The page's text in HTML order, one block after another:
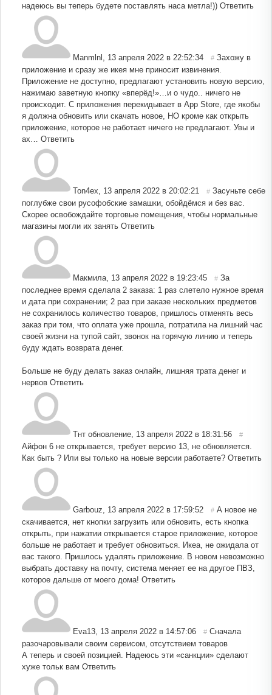
надеюсь вы теперь будете поставлять наса метла!)) Ответить
Manmlnl 13 апреля 2022 в 22:52:34 # Захожу в
приложение и сразу же икея мне приносит извинения.
Приложение не доступно, предлагают установить новую версию,
нажимаю заветную кнопку «вперёд!»…и о чудо.. ничего не
происходит. С приложения перекидывает в App Store, где якобы
я должна обновить или скачать новое, НО кроме как открыть
приложение, которое не работает ничего не предлагают. Увы и
ах…
Ответить
Ton4ex 13 апреля 2022 в 20:02:21 # Засуньте себе
поглубже свои русофобские замашки, обойдёмся и без вас.
Скорее освобождайте торговые помещения, чтобы нормальные
магазины могли их занять Ответить
Макмила 13 апреля 2022 в 19:23:45 # За
последнее время сделала 2 заказа: 1 раз слетело нужное время
и дата при сохранении; 2 раз при заказе нескольких предметов
не сохранилось количество товаров, пришлось отменять весь
заказ при том, что оплата уже прошла, потратила на лишний час
своей жизни на тупой сайт, звонок на горячую линию и теперь
буду ждать возврата денег.
Больше не буду делать заказ онлайн, лишняя трата денег и
нервов Ответить
Тнт обновление 13 апреля 2022 в 18:31:56 #
Айфон 6 не открывается, требует версию 13, не обновляется.
Как быть ? Или вы только на новые версии работаете? Ответить
Garbouz 13 апреля 2022 в 17:59:52 # А новое не
скачивается, нет кнопки загрузить или обновить, есть кнопка
открыть, при нажатии открывается старое приложение, которое
больше не работает и требует обновиться. Икеа, не ожидала от
вас такого. Пришлось удалять приложение. В новом невозможно
выбрать доставку на почту, система меняет ее на другое ПВЗ,
которое дальше от моего дома! Ответить
Eva13 13 апреля 2022 в 14:57:06 # Сначала
разочаровывали своим сервисом, отсутствием товаров
А теперь и своей позицией. Надеюсь эти «санкции» сделают
хуже тольк вам Ответить